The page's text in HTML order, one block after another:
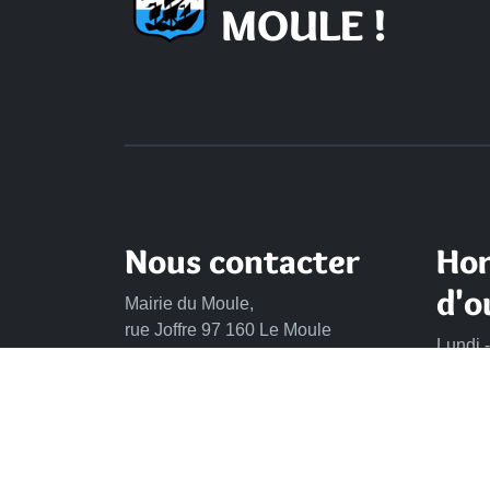
MOULE !
Nous contacter
Mairie du Moule,
rue Joffre 97 160 Le Moule
Lundi